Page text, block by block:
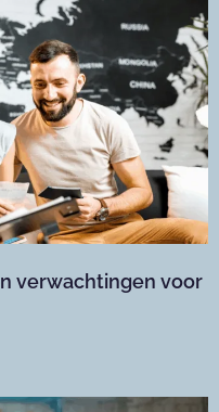
verwachtingen voor